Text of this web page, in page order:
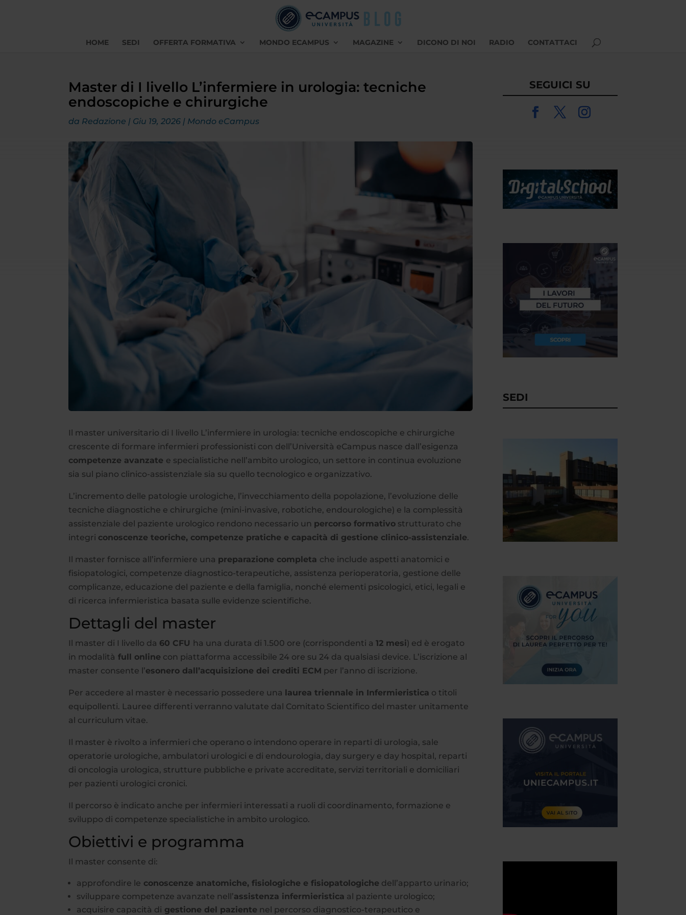
HOME SEDI OFFERTA FORMATIVA MONDO ECAMPUS MAGAZINE DICONO DI NOI RADIO CONTATTACI
Master di I livello L’infermiere in urologia: tecniche
endoscopiche e chirurgiche
da Redazione | Giu 19, 2026 | Mondo eCampus
Il master universitario di I livello L’infermiere in urologia: tecniche endoscopiche e chirurgiche
crescente di formare infermieri professionisti con dell’Università eCampus nasce dall’esigenza
competenze avanzate e specialistiche nell’ambito urologico, un settore in continua evoluzione
sia sul piano clinico-assistenziale sia su quello tecnologico e organizzativo.
L’incremento delle patologie urologiche, l’invecchiamento della popolazione, l’evoluzione delle
tecniche diagnostiche e chirurgiche (mini-invasive, robotiche, endourologiche) e la complessità
assistenziale del paziente urologico rendono necessario un percorso formativo strutturato che
integri conoscenze teoriche, competenze pratiche e capacità di gestione clinico-assistenziale.
Il master fornisce all’infermiere una preparazione completa che include aspetti anatomici e
fisiopatologici, competenze diagnostico-terapeutiche, assistenza perioperatoria, gestione delle
complicanze, educazione del paziente e della famiglia, nonché elementi psicologici, etici, legali e
di ricerca infermieristica basata sulle evidenze scientifiche.
Dettagli del master
Il master di I livello da 60 CFU ha una durata di 1.500 ore (corrispondenti a12 mesi) ed è erogato
in modalità full online con piattaforma accessibile 24 ore su 24 da qualsiasi device. L’iscrizione al
master consente l’esonero dall’acquisizione dei crediti ECM per l’anno di iscrizione.
Per accedere al master è necessario possedere una laurea triennale in Infermieristica o titoli
equipollenti. Lauree differenti verranno valutate dal Comitato Scientifico del master unitamente
al curriculum vitae.
Il master è rivolto a infermieri che operano o intendono operare in reparti di urologia, sale
operatorie urologiche, ambulatori urologici e di endourologia, day surgery e day hospital, reparti
di oncologia urologica, strutture pubbliche e private accreditate, servizi territoriali e domiciliari
per pazienti urologici cronici.
Il percorso è indicato anche per infermieri interessati a ruoli di coordinamento, formazione e
sviluppo di competenze specialistiche in ambito urologico.
Obiettivi e programma
Il master consente di:
approfondire le conoscenze anatomiche, fisiologiche e fisiopatologiche dell’apparto urinario;
sviluppare competenze avanzate nell’assistenza infermieristica al paziente urologico;
acquisire capacità di gestione del paziente nel percorso diagnostico-terapeutico e
SEGUICI SU
SEDI